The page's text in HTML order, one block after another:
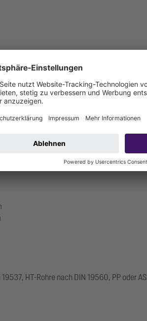
HT-Rohre nach DIN 19560, PP oder AS